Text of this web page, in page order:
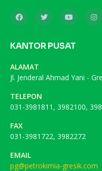
KANTOR PUSAT
ALAMAT
Jl. Jenderal Ahmad Yani -
TELEPON
031-3981811, 3982100,
FAX
031-3981722, 3982272
EMAIL
pg@petrokimia-gresik.com